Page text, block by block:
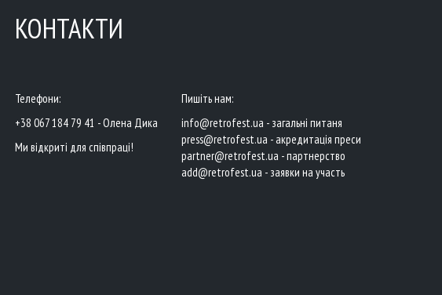
КОНТАКТИ
Телефони:
+38 067 184 79 41 - Олена Дика
Ми відкриті для співпраці!
Пишіть нам:
info@retrofest.ua - загальні питаня
press@retrofest.ua - акредитація преси
partner@retrofest.ua - партнерство
add@retrofest.ua - заявки на участь